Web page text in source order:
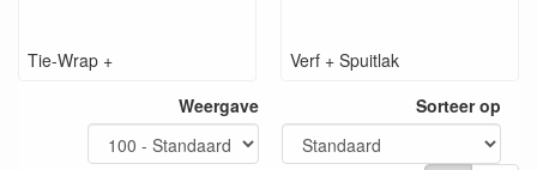
Tie-Wrap +
Verf + Spuitlak
Weergave
Sorteer op